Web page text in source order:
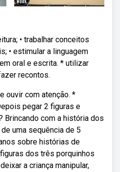
• trabalhar conceitos
• estimular a linguagem
oral e escrita. * utilizar
recontos.
ouvir com atenção. *
pegar 2 figuras e
Brincando com a história dos
uma sequência de 5
sobre histórias de
dos três porquinhos
a criança manipular,